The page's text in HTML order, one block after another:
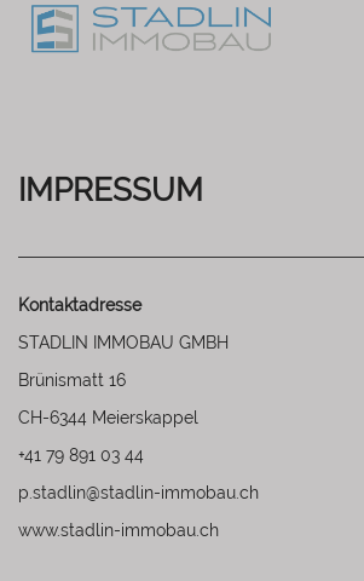
IMPRESSUM
Kontaktadresse
STADLIN IMMOBAU GMBH
Brünismatt 16
CH-6344 Meierskappel
+41 79 891 03 44
p.stadlin@stadlin-immobau.ch
www.stadlin-immobau.ch